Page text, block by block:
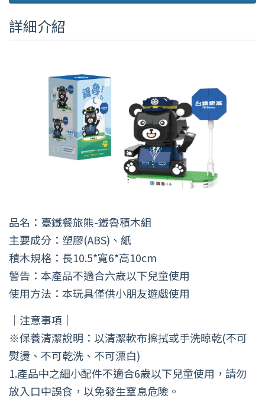
詳細介紹
品名：臺鐵餐旅熊-鐵魯積木組
主要成分：塑膠(ABS)、紙
積木規格：長10.5*寬6*高10cm
警告：本產品不適合六歲以下兒童使用
使用方法：本玩具僅供小朋友遊戲使用
｜注意事項｜
※保養清潔說明：以清潔軟布擦拭或手洗晾乾(不可
熨燙、不可乾洗、不可漂白)
1.產品中之細小配件不適合6歲以下兒童使用，請勿
放入口中誤食，以免發生窒息危險。